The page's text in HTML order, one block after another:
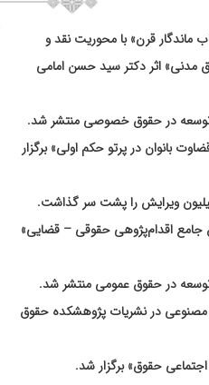
قرن» با محوریت نقد و
اثر دکتر سید حسن امامی
توسعه در حقوق خصوصی منتشر شد.
بانوان در پرتو حکم اولی» برگزار
ویرایش را پشت سر گذاشت.
جامع اقدام‌پژوهی حقوقی – قضایی»
در حقوق عمومی منتشر شد.
مصنوعی در نشریات پژوهشکده حقوق
حقوق» برگزار شد.